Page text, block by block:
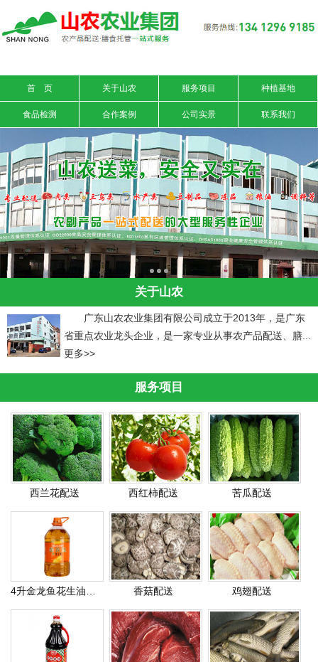
首 页 关于山农 服务项目 种植基地
食品检测 合作案例 公司实景 联系我们
关于山农
广东山农农业集团有限公司成立于2013年，是广东
省重点农业龙头企业，是一家专业从事农产品配送、膳...
更多>>
服务项目
西兰花配送 西红柿配送 苦瓜配送
4升金龙鱼花生油配送 香菇配送 鸡翅配送
信息搜索
搜索